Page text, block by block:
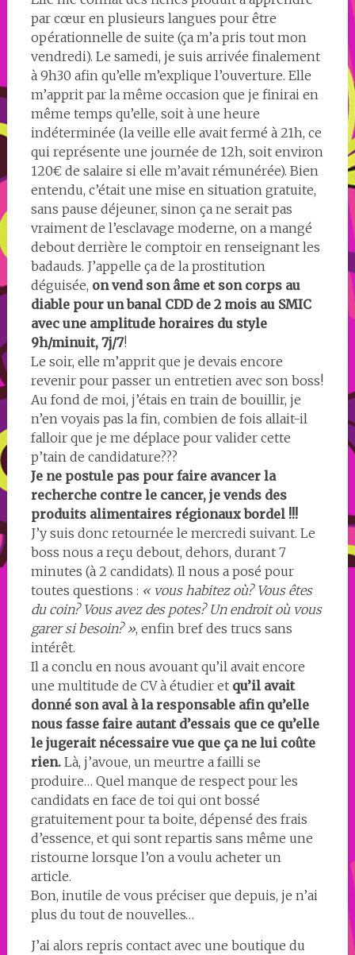
par cœur en plusieurs langues pour être
opérationnelle de suite (ça m’a pris tout mon
vendredi). Le samedi, je suis arrivée finalement
à 9h30 afin qu’elle m’explique l’ouverture. Elle
m’apprit par la même occasion que je finirai en
même temps qu’elle, soit à une heure
indéterminée (la veille elle avait fermé à 21h, ce
qui représente une journée de 12h, soit environ
120€ de salaire si elle m’avait rémunérée). Bien
entendu, c’était une mise en situation gratuite,
sans pause déjeuner, sinon ça ne serait pas
vraiment de l’esclavage moderne, on a mangé
debout derrière le comptoir en renseignant les
badauds. J’appelle ça de la prostitution
déguisée, on vend son âme et son corps au
diable pour un banal CDD de 2 mois au SMIC
avec une amplitude horaires du style
9h/minuit, 7j/7!
Le soir, elle m’apprit que je devais encore
revenir pour passer un entretien avec son boss!
Au fond de moi, j’étais en train de bouillir, je
n’en voyais pas la fin, combien de fois allait-il
falloir que je me déplace pour valider cette
p’tain de candidature???
Je ne postule pas pour faire avancer la
recherche contre le cancer, je vends des
produits alimentaires régionaux bordel !!!
J’y suis donc retournée le mercredi suivant. Le
boss nous a reçu debout, dehors, durant 7
minutes (à 2 candidats). Il nous a posé pour
toutes questions : « vous habitez où? Vous êtes
du coin? Vous avez des potes? Un endroit où vous
garer si besoin? », enfin bref des trucs sans
intérêt.
Il a conclu en nous avouant qu’il avait encore
une multitude de CV à étudier et qu’il avait
donné son aval à la responsable afin qu’elle
nous fasse faire autant d’essais que ce qu’elle
le jugerait nécessaire vue que ça ne lui coûte
rien.Là, j’avoue, un meurtre a failli se
produire… Quel manque de respect pour les
candidats en face de toi qui ont bossé
gratuitement pour ta boite, dépensé des frais
d’essence, et qui sont repartis sans même une
ristourne lorsque l’on a voulu acheter un
article.
Bon, inutile de vous préciser que depuis, je n’ai
plus du tout de nouvelles…
J’ai alors repris contact avec une boutique du